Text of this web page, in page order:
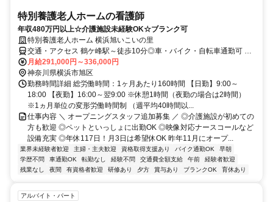
特別養護老人ホームの看護師
年収480万円以上☆介護施設未経験OK☆ブランク可
特別養護老人ホーム 横浜旭いこいの里
交通・アクセス 鶴ケ峰駅～徒歩10分◎車・バイク・自転車通勤可 ★
交通費全額支給★
月給291,000円～336,000円
神奈川県横浜市旭区
勤務時間詳細 総労働時間：1ヶ月あたり160時間 【日勤】9:00～
18:00 【夜勤】16:00～翌9:00 ※休憩1時間（夜勤の場合は2時間）
※1ヵ月単位の変形労働時間制 （週平均40時間以...
仕事内容 ＼ オープニングスタッフ追加募集 ／ ◎介護施設が初めての
方も歓迎 ◎ペットといっしょに出勤OK ◎映像対応ナースコールなど
設備充実 ◎年休117日！月3日は希望休OK 昨年11月にオープ...
業界未経験者歓迎 主婦・主夫歓迎 資格取得支援あり バイク通勤OK
早朝
学歴不問
車通勤OK 転勤なし 経験不問 交通費全額支給 午前
経験者歓迎
残業なし
夜間 有資格者歓迎 研修あり 夕方 賞与あり ブランクOK 育休あり
アルバイト・パート